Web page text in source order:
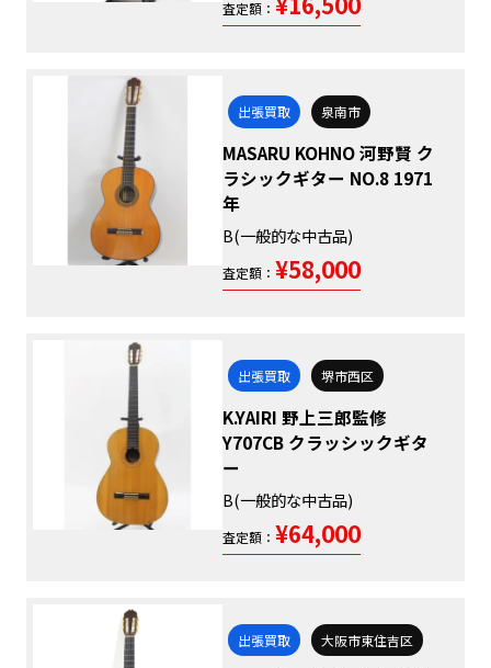
査定額：
出張買取 泉南市
MASARU KOHNO 河野賢 ク
ラシックギター NO.8 1971
年
B(一般的な中古品)
査定額： ¥58,000
出張買取 堺市西区
K.YAIRI 野上三郎監修
Y707CB クラッシックギタ
ー
B(一般的な中古品)
査定額： ¥64,000
出張買取 大阪市東住吉区